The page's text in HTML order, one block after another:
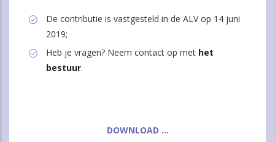
De contributie is vastgesteld in de ALV op 14 juni
2019;
Heb je vragen? Neem contact op met het
bestuur.
DOWNLOAD ...